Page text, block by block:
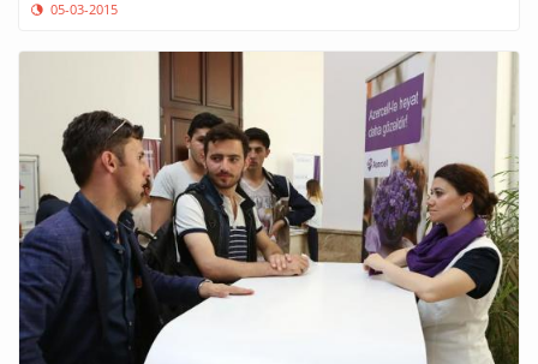
05-03-2015